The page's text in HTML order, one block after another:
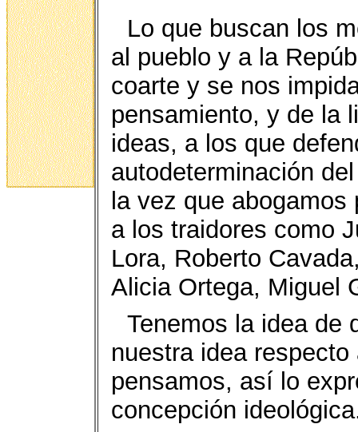
Lo que buscan los
al pueblo y a la
coarte y se nos
pensamiento, y de la
ideas, a los que
autodeterminación
la vez que
a los traidores como
Lora, Roberto
Alicia Ortega, Miguel
Tenemos la idea de
nuestra idea
pensamos, así lo
concepción